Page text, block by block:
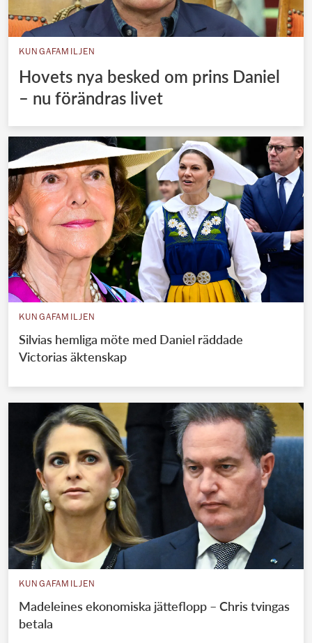
KUNGAFAMILJEN
Hovets nya besked om prins Daniel
– nu förändras livet
KUNGAFAMILJEN
Silvias hemliga möte med Daniel räddade
Victorias äktenskap
KUNGAFAMILJEN
Madeleines ekonomiska jätteflopp – Chris tvingas
betala